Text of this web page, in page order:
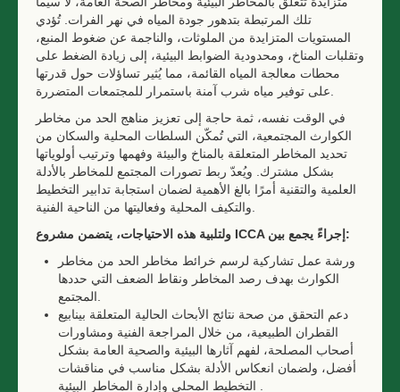
تلك المرتبطة بتدهور جودة المياه في نهر الفرات. تُؤدي
المستويات المتزايدة من الملوثات، والناجمة عن ضغوط المنبع،
وتقلبات المناخ، ومحدودية الضوابط البيئية، إلى زيادة الضغط على
محطات معالجة المياه القائمة، مما يُثير تساؤلات حول قدرتها
في الوقت نفسه، ثمة حاجة إلى تعزيز مناهج الحد من مخاطر
الكوارث المجتمعية، التي تُمكّن السلطات المحلية والسكان من
تحديد المخاطر المتعلقة بالمناخ والبيئة وفهمها وترتيب أولوياتها
بشكل مشترك. ويُعدّ ربط تصورات المجتمع للمخاطر بالأدلة
العلمية والتقنية أمرًا بالغ الأهمية لضمان استجابة تدابير التخطيط
ICCA
إجراءً يجمع بين:
ورشة عمل تشاركية لرسم خرائط مخاطر الحد من مخاطر
الكوارث بهدف رصد المخاطر ونقاط الضعف التي حددها
دعم التحقق من صحة نتائج الأبحاث الحالية المتعلقة بينابيع
القطران الطبيعية، من خلال المراجعة الفنية ومشاورات
أصحاب المصلحة، لفهم آثارها البيئية والصحية العامة بشكل
أفضل، ولضمان انعكاس الأدلة بشكل مناسب في مناقشات